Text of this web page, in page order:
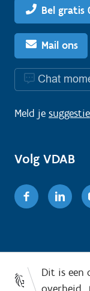
Bel gratis
Mail ons
Chat
Meld je suggestie
Volg VDAB